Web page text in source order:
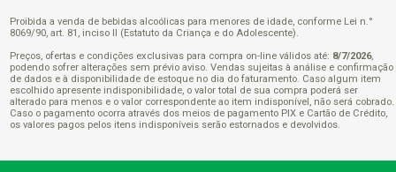
Proibida a venda de bebidas alcoólicas para menores de idade, conforme Lei n.°
8069/90, art. 81, inciso II (Estatuto da Criança e do Adolescente).
Preços, ofertas e condições exclusivas para compra on-line válidos até: 8/7/2026,
podendo sofrer alterações sem prévio aviso. Vendas sujeitas à análise e confirmação
de dados e à disponibilidade de estoque no dia do faturamento. Caso algum item
escolhido apresente indisponibilidade, o valor total de sua compra poderá ser
alterado para menos e o valor correspondente ao item indisponível, não será cobrado.
Caso o pagamento ocorra através dos meios de pagamento PIX e Cartão de Crédito,
os valores pagos pelos itens indisponíveis serão estornados e devolvidos.